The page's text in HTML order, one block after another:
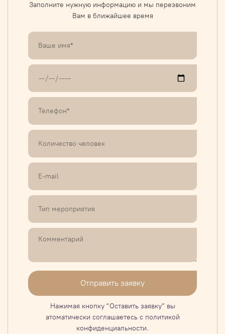
Заполните нужную информацию и мы перезвоним
Вам в ближайшее время
Отправить заявку
Нажимая кнопку “Оставить заявку” вы
атоматически соглашаетесь с политикой
конфиденциальности.